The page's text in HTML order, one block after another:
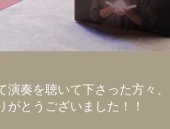
演奏を聴いて下さった方々
がとうございました！！